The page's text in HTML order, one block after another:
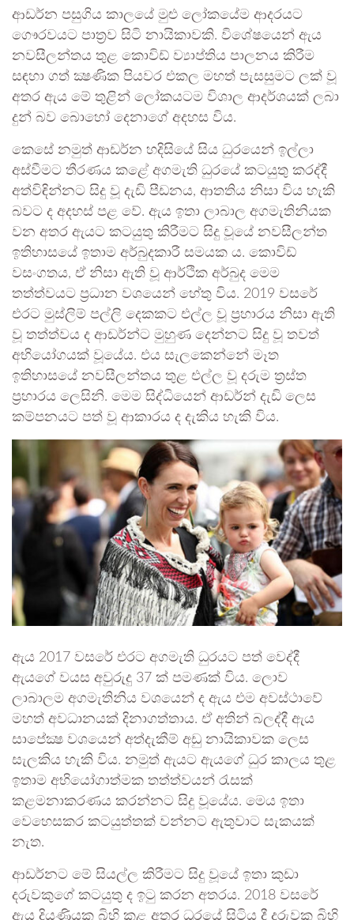
ආඩර්න පසුගිය කාලයේ මුළු ලෝකයේම ආදරයට
ගෞරවයට පාත්‍රව සිටි නායිකාවකි. විශේෂයෙන් ඇය
නවසීලන්තය තුළ කොවිඩ් ව්‍යාප්තිය පාලනය කිරීම
සඳහා ගත් ක්‍ෂණික පියවර එකල මහත් පැසසුමට ලක් වූ
අතර ඇය මේ තුළින් ලෝකයටම විශාල ආදර්ශයක් ලබා
දුන් බව බොහෝ දෙනාගේ අදහස විය.
කෙසේ නමුත් ආඩර්න හදිසියේ සිය ධුරයෙන් ඉල්ලා
අස්වීමට තීරණය කළේ අගමැති ධුරයේ කටයුතු කරද්දී
අත්විඳින්නට සිදු වූ දැඩි පීඩනය, ආතතිය නිසා විය හැකි
බවට ද අදහස් පළ වේ. ඇය ඉතා ලාබාල අගමැතිනියක
වන අතර ඇයට කටයුතු කිරීමට සිදු වූයේ නවසීලන්ත
ඉතිහාසයේ ඉතාම අර්බුදකාරී සමයක ය. කොවිඩ්
වසංගතය, ඒ නිසා ඇති වූ ආර්ථික අර්බුද මෙම
තත්ත්වයට ප්‍රධාන වශයෙන් හේතු විය. 2019 වසරේ
එරට මුස්ලිම් පල්ලි දෙකකට එල්ල වූ ප්‍රහාරය නිසා ඇති
වූ තත්ත්වය ද ආඩර්න්ට මුහුණ දෙන්නට සිදු වූ තවත්
අභියෝගයක් වූයේය. එය සැලකෙන්නේ මෑත
ඉතිහාසයේ නවසීලන්තය තුළ එල්ල වූ දරුම ත්‍රස්ත
ප්‍රහාරය ලෙසිනි. මෙම සිද්ධියෙන් ආඩර්න් දැඩි ලෙස
කම්පනයට පත් වූ ආකාරය ද දැකිය හැකි විය.
ඇය 2017 වසරේ එරට අගමැති ධුරයට පත් වෙද්දී
ඇයගේ වයස අවුරුදු 37 ක් පමණක් විය. ලොව
ලාබාලම අගමැතිනිය වශයෙන් ද ඇය එම අවස්ථාවේ
මහත් අවධානයක් දිනාගත්තාය. ඒ අතින් බලද්දී ඇය
සාපේක්‍ෂ වශයෙන් අත්දැකීම් අඩු නායිකාවක ලෙස
සැලකිය හැකි විය. නමුත් ඇයට ඇයගේ ධුර කාලය තුළ
ඉතාම අභියෝගාත්මක තත්ත්වයන් රැසක්
කළමනාකරණය කරන්නට සිදු වූයේය. මෙය ඉතා
වෙහෙසකර කටයුත්තක් වන්නට ඇතුවාට සැකයක්
නැත.
ආඩර්නට මේ සියල්ල කිරීමට සිදු වූයේ ඉතා කුඩා
දරුවකුගේ කටයුතු ද ඉටු කරන අතරය. 2018 වසරේ
ඇය දියණියක බිහි කළ අතර ධුරයේ සිටිය දී දරුවකු බිහි